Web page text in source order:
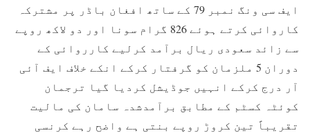
ایف سی ونگ نمبر 79 کے ساتھ افغان باڈر پر مشترکہ
کاروائی کرتے ہوئے 826 گرام سونا اور دو لاکھ روپے
سے زائد سعودی ریال برآمد کرلیے کارروائی کے
دوران 5 ملزمان کو گرفتار کرکے انکے خلاف ایف آئی
آر درج کرکے انہیں جوڈیشل کردیا گیا ترجمان
کوئٹہ کسٹم کے مطابق برآمدشدہ سامان کی مالیت
تقریباً تین کروڑ روپے بنتی ہے واضح رہے کرنسی